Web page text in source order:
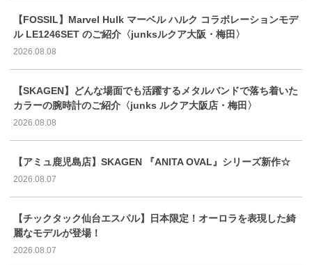
【FOSSIL】Marvel Hulk マーベル ハルク コラボレーションモデ
ル LE1246SET のご紹介〈junksルクア大阪・梅田〉
2026.08.08
【SKAGEN】どんな場面でも活躍するメタルバンドで落ち着いた
カラーの腕時計のご紹介〈junks ルクア大阪店・梅田〉
2026.08.08
【アミュ鹿児島店】SKAGEN 『ANITA OVAL』シリーズ新作☆
2026.08.07
【チックタック仙台エスパル】日本限定！オーロラを表現した綺
麗なモデルが登場！
2026.08.07